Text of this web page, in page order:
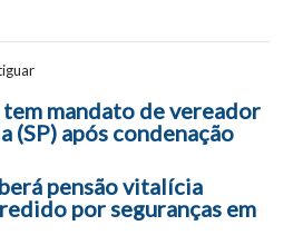
entre posts
mandato de vereador
(SP) após condenação
pensão vitalícia
por seguranças em